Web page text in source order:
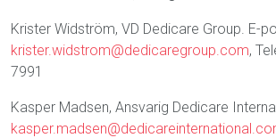
Krister Widström, VD Dedicare Group. E-
krister.widstrom@dedicaregroup.com,
7991
Kasper Madsen, Ansvarig Dedicare